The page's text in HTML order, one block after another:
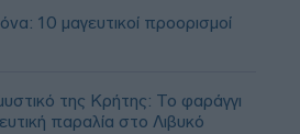
10 μαγευτικοί προορισμοί
της Κρήτης: Το φαράγγι
παραλία στο Λιβυκό